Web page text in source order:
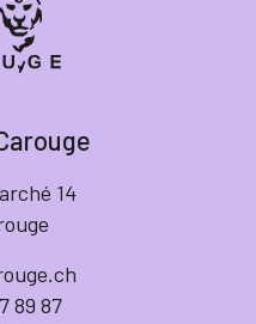
14
89 87